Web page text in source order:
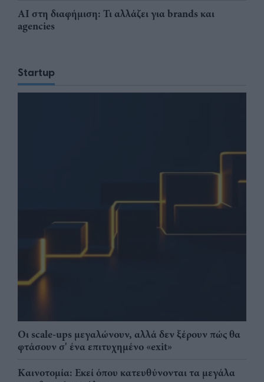
AI στη διαφήμιση: Τι αλλάζει για brands και
agencies
Startup
Οι scale-ups μεγαλώνουν, αλλά δεν ξέρουν πώς θα
φτάσουν σ' ένα επιτυχημένο «exit»
Καινοτομία: Εκεί όπου κατευθύνονται τα μεγάλα